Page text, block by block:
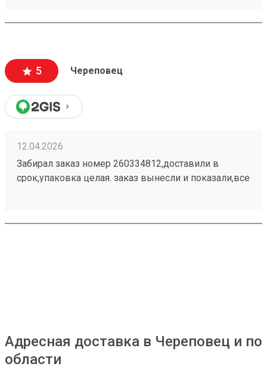
доставки и из чего. Даже есть телеграмм бот, что
поддержку, моментально ответили, менеджер
отредактировала заказ и все. Все супер
5 Череповец
12.04.2026
Забирал заказ номер 260334812,доставили в
срок,упаковка целая. заказ вынесли и показали,все
Адресная доставка в Череповец и по
области